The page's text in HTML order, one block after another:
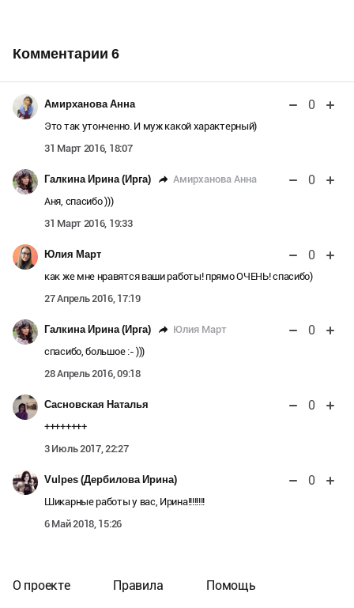
Комментарии 6
Амирханова Анна 0
Это так утонченно. И муж какой характерный)
31 Март 2016, 18:07
Галкина Ирина (Ирга) Амирханова Анна 0
Аня, спасибо )))
31 Март 2016, 19:33
Юлия Март 0
как же мне нравятся ваши работы! прямо ОЧЕНЬ! спасибо)
27 Апрель 2016, 17:19
Галкина Ирина (Ирга) Юлия Март 0
спасибо, большое :- )))
28 Апрель 2016, 09:18
Сасновская Наталья 0
++++++++
3 Июль 2017, 22:27
Vulpes (Дербилова Ирина) 0
Шикарные работы у вас, Ирина!!!!!!!!
6 Май 2018, 15:26
О проекте Правила Помощь